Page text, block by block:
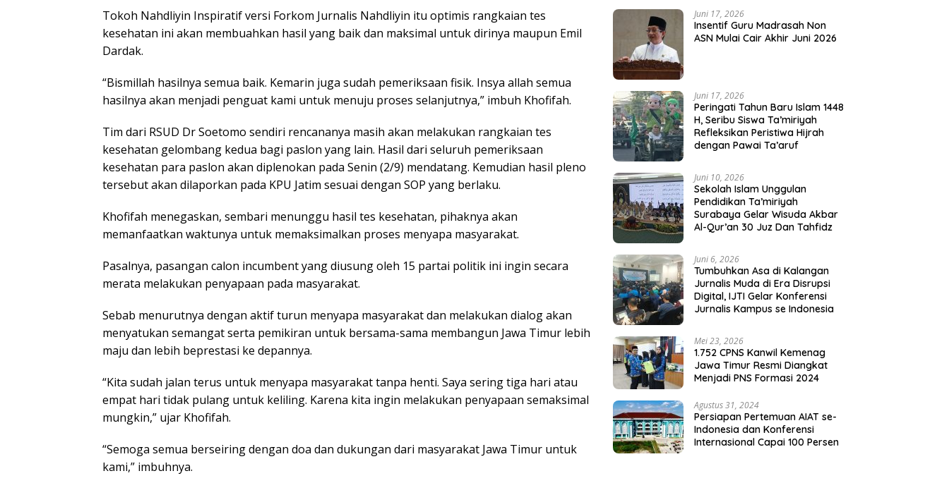
Tokoh Nahdliyin Inspiratif versi Forkom Jurnalis Nahdliyin itu optimis rangkaian tes
kesehatan ini akan membuahkan hasil yang baik dan maksimal untuk dirinya maupun Emil
Dardak.
“Bismillah hasilnya semua baik. Kemarin juga sudah pemeriksaan fisik. Insya allah semua
hasilnya akan menjadi penguat kami untuk menuju proses selanjutnya,” imbuh Khofifah.
Tim dari RSUD Dr Soetomo sendiri rencananya masih akan melakukan rangkaian tes
kesehatan gelombang kedua bagi paslon yang lain. Hasil dari seluruh pemeriksaan
kesehatan para paslon akan diplenokan pada Senin (2/9) mendatang. Kemudian hasil pleno
tersebut akan dilaporkan pada KPU Jatim sesuai dengan SOP yang berlaku.
Khofifah menegaskan, sembari menunggu hasil tes kesehatan, pihaknya akan
memanfaatkan waktunya untuk memaksimalkan proses menyapa masyarakat.
Pasalnya, pasangan calon incumbent yang diusung oleh 15 partai politik ini ingin secara
merata melakukan penyapaan pada masyarakat.
Sebab menurutnya dengan aktif turun menyapa masyarakat dan melakukan dialog akan
menyatukan semangat serta pemikiran untuk bersama-sama membangun Jawa Timur lebih
maju dan lebih beprestasi ke depannya.
“Kita sudah jalan terus untuk menyapa masyarakat tanpa henti. Saya sering tiga hari atau
empat hari tidak pulang untuk keliling. Karena kita ingin melakukan penyapaan semaksimal
mungkin,” ujar Khofifah.
“Semoga semua berseiring dengan doa dan dukungan dari masyarakat Jawa Timur untuk
kami,” imbuhnya.
Juni 17, 2026
Insentif Guru Madrasah Non
ASN Mulai Cair Akhir Juni 2026
Juni 17, 2026
Peringati Tahun Baru Islam 1448
H, Seribu Siswa Ta’miriyah
Refleksikan Peristiwa Hijrah
dengan Pawai Ta’aruf
Juni 10, 2026
Sekolah Islam Unggulan
Pendidikan Ta’miriyah
Surabaya Gelar Wisuda Akbar
Al-Qur’an 30 Juz Dan Tahfidz
Juni 6, 2026
Tumbuhkan Asa di Kalangan
Jurnalis Muda di Era Disrupsi
Digital, IJTI Gelar Konferensi
Jurnalis Kampus se Indonesia
Mei 23, 2026
1.752 CPNS Kanwil Kemenag
Jawa Timur Resmi Diangkat
Menjadi PNS Formasi 2024
Agustus 31, 2024
Persiapan Pertemuan AIAT se-
Indonesia dan Konferensi
Internasional Capai 100 Persen